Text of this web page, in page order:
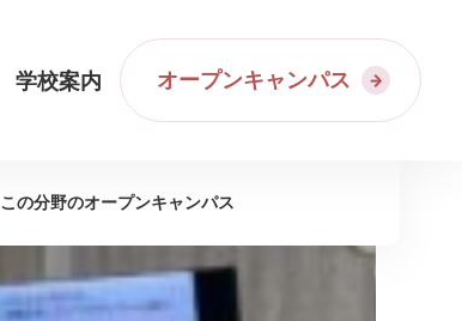
学校案内 オープンキャンパス
この分野のオープンキャンパス